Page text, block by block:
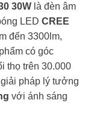
30W là đèn âm
LED CREE
đến 3300lm,
có góc
thọ trên 30.000
pháp lý tưởng
với ánh sáng